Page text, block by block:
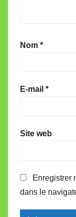
Nom *
E-mail *
Site web
Enregistrer
dans le